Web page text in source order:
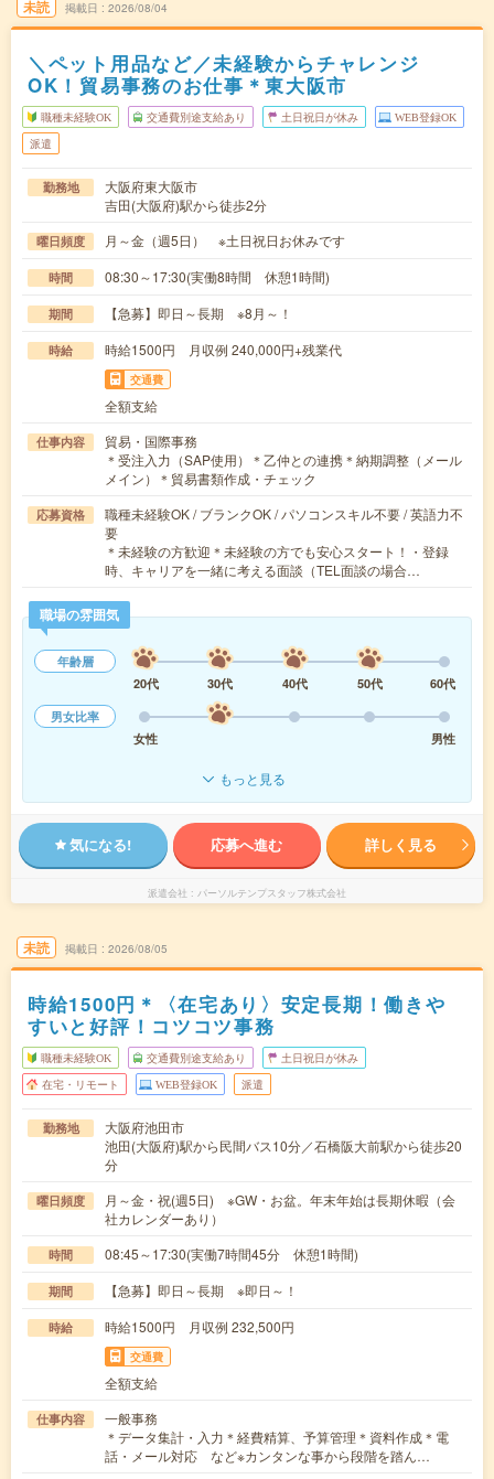
未読 掲載日 2026/08/04
＼ペット用品など／未経験からチャレンジ
OK！貿易事務のお仕事＊東大阪市
職種未経験OK 交通費別途支給あり 土日祝日が休み WEB登録OK
派遣
勤務地
大阪府東大阪市
吉田(大阪府)駅から徒歩2分
曜日頻度 月～金（週5日） ※土日祝日お休みです
時間 08:30～17:30(実働8時間 休憩1時間)
期間 【急募】即日～長期 ※8月～！
時給 時給1500円 月収例 240,000円+残業代
交通費
全額支給
仕事内容
貿易・国際事務
＊受注入力（SAP使用）＊乙仲との連携＊納期調整（メール
メイン）＊貿易書類作成・チェック
応募資格
職種未経験OK / ブランクOK / パソコンスキル不要 / 英語力不
要
＊未経験の方歓迎＊未経験の方でも安心スタート！・登録
時、キャリアを一緒に考える面談（TEL面談の場合…
職場の雰囲気
年齢層
20代
30代 40代 50代
60代
男女比率
女性
男性
もっと見る
気になる! 応募へ進む 詳しく見る
派遣会社 パーソルテンプスタッフ株式会社
未読 掲載日 2026/08/05
時給1500円＊〈在宅あり〉安定長期！働きや
すいと好評！コツコツ事務
職種未経験OK 交通費別途支給あり 土日祝日が休み
在宅・リモート WEB登録OK 派遣
勤務地
大阪府池田市
池田(大阪府)駅から民間バス10分／石橋阪大前駅から徒歩20
分
曜日頻度
月～金・祝(週5日) ※GW・お盆。年末年始は長期休暇（会
社カレンダーあり）
時間 08:45～17:30(実働7時間45分 休憩1時間)
期間 【急募】即日～長期 ※即日～！
時給 時給1500円 月収例 232,500円
交通費
全額支給
仕事内容
一般事務
＊データ集計・入力＊経費精算、予算管理＊資料作成＊電
話・メール対応 など※カンタンな事から段階を踏ん…